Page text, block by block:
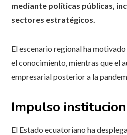
mediante políticas públicas,
sectores estratégicos.
El escenario regional ha
el conocimiento, mientras que el
empresarial posterior a la
Impulso
El Estado ecuatoriano ha